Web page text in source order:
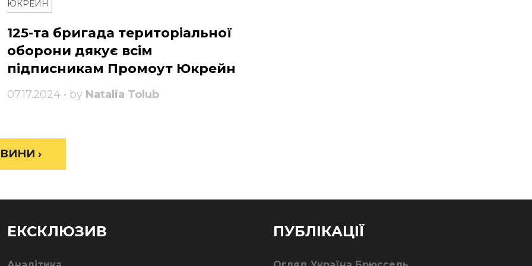
ЮКРЕЙН
125-та бригада територіальної
оборони дякує всім
підписникам Промоут Юкрейн
07.17.2024 • by Natalia Tolub
›
ЕКСКЛЮЗИВ ПУБЛІКАЦІЇ